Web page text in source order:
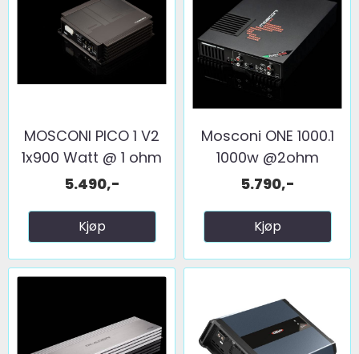
MOSCONI PICO 1 V2
1x900 Watt @ 1 ohm
5.490,-
Kjøp
Mosconi ONE 1000.1
1000w @2ohm
5.790,-
Kjøp